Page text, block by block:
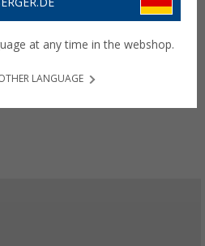
at any time in the webshop.
LANGUAGE